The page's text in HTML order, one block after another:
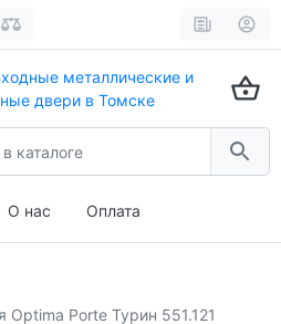
О нас Оплата
Porte Турин 551.121